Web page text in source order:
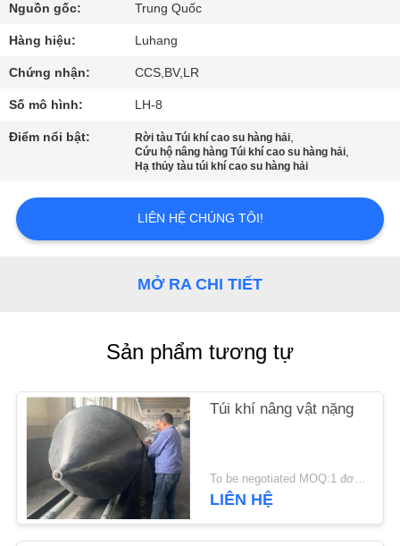
QUAN
NHÀ
MÁY
KIỂM
LƯỢNG
TÔI
YÊU
CẦU
ĐẶT
GIÁ
Nguồn gốc: Trung Quốc
Hàng hiệu: Luhang
Chứng nhận: CCS,BV,LR
Số mô hình: LH-8
Điểm nổi bật: Rời tàu Túi khí cao su hàng hải,
Cứu hộ nâng hàng Túi khí cao su hàng hải,
Hạ thủy tàu túi khí cao su hàng hải
LIÊN HỆ CHÚNG TÔI!
MỞ RA CHI TIẾT
Sản phẩm tương tự
Túi khí nâng vật nặng
To be negotiated MOQ:1 đơn vị
LIÊN HỆ